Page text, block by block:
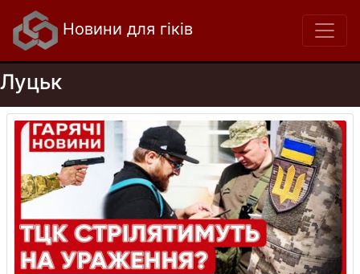
Новини для гіків
Луцьк